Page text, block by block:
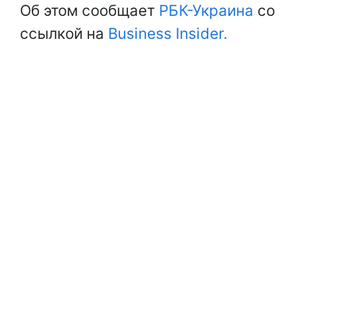
Об этом сообщает РБК-Украина со
ссылкой на Business Insider.